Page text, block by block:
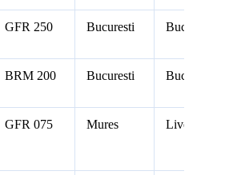
GFR 250 Bucuresti Bucuresti
BRM 200 Bucuresti Bucuresti
GFR 075 Mures Livezeni